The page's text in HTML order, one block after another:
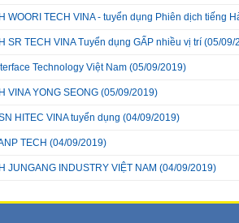
WOORI TECH VINA - tuyển dụng Phiên dịch tiếng
SR TECH VINA Tuyển dụng GẤP nhiều vị trí (05/09/
Technology Việt Nam (05/09/2019)
VINA YONG SEONG (05/09/2019)
HITEC VINA tuyển dụng (04/09/2019)
TECH (04/09/2019)
JUNGANG INDUSTRY VIỆT NAM (04/09/2019)